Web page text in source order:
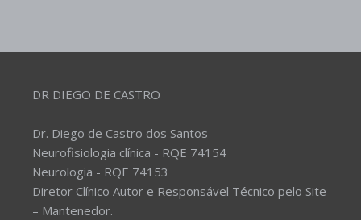
DR DIEGO DE CASTRO
Dr. Diego de Castro dos Santos
Neurofisiologia clínica - RQE 74154
Neurologia - RQE 74153
Diretor Clínico Autor e Responsável Técnico pelo Site
– Mantenedor.